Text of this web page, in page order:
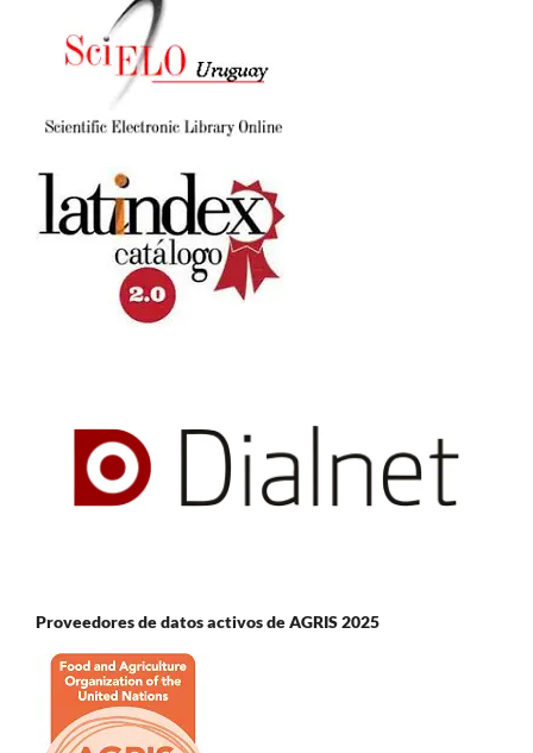
Proveedores de datos activos de AGRIS 2025